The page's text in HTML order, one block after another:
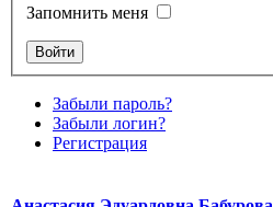
Запомнить меня
Забыли пароль?
Забыли логин?
Регистрация